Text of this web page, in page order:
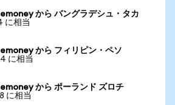
から バングラデシュ・タカ
に相当
から フィリピン・ペソ
に相当
から ポーランド ズロチ
に相当